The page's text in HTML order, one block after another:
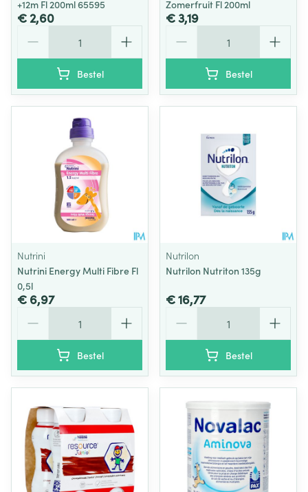
+12m Fl 200ml 65595
€ 2,60
Bestel
Zomerfruit Fl 200ml
€ 3,19
Bestel
Nutrini
Nutrini Energy Multi Fibre Fl
0,5l
€ 6,97
Bestel
Nutrilon
Nutrilon Nutriton 135g
€ 16,77
Bestel